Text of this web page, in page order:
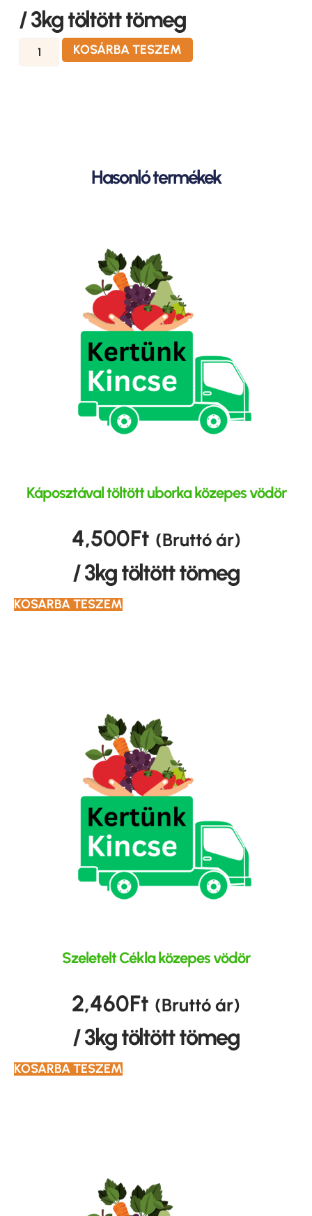
/ 3kg töltött tömeg
KOSÁRBA TESZEM
Hasonló termékek
Káposztával töltött uborka közepes vödör
4,500Ft (Bruttó ár)
/ 3kg töltött tömeg
KOSÁRBA TESZEM
Szeletelt Cékla közepes vödör
2,460Ft (Bruttó ár)
/ 3kg töltött tömeg
KOSÁRBA TESZEM